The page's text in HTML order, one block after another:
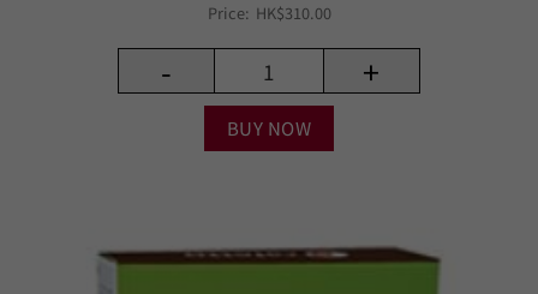
Price: HK$310.00
- +
BUY NOW